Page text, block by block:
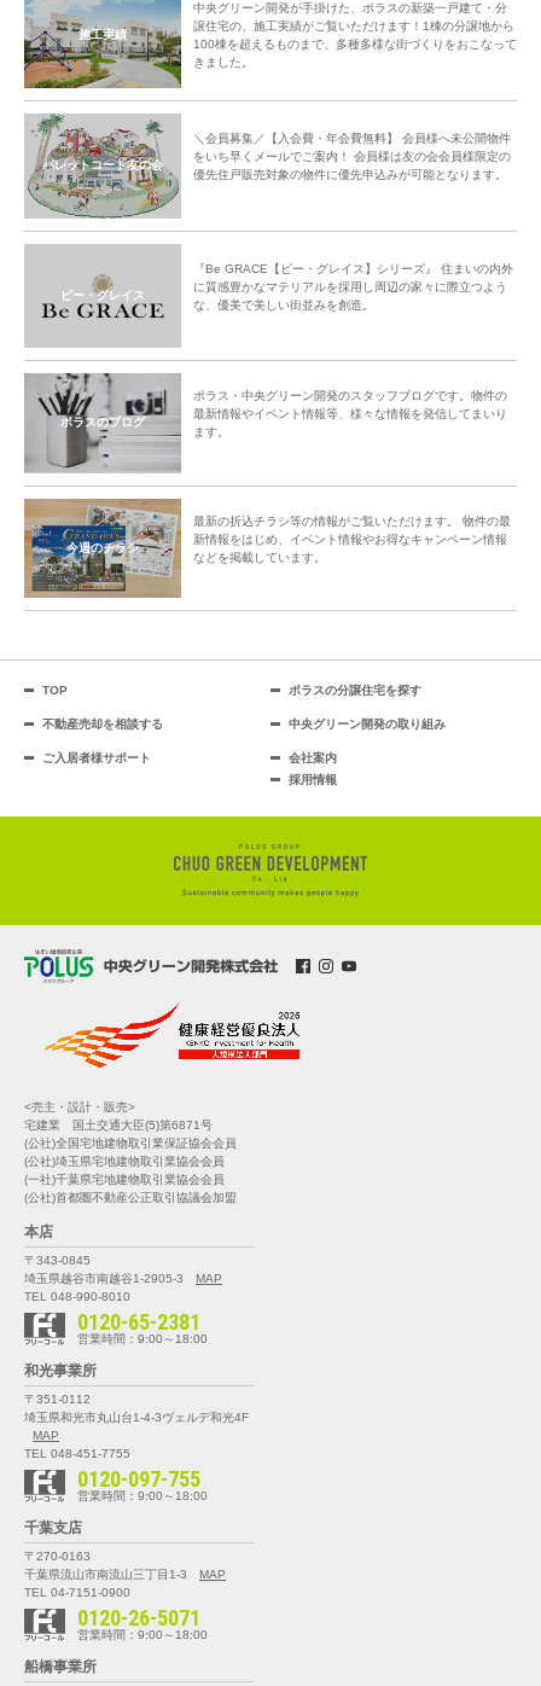
施工実績
中央グリーン開発が手掛けた、ポラスの新築一戸建て・分
譲住宅の、施工実績がご覧いただけます！1棟の分譲地から
100棟を超えるものまで、多種多様な街づくりをおこなって
きました。
パレットコート友の会
＼会員募集／【入会費・年会費無料】 会員様へ未公開物件
をいち早くメールでご案内！ 会員様は友の会会員様限定の
優先住戸販売対象の物件に優先申込みが可能となります。
ビー・グレイス
『Be GRACE【ビー・グレイス】シリーズ』 住まいの内外
に質感豊かなマテリアルを採用し周辺の家々に際立つよう
な、優美で美しい街並みを創造。
ポラスのブログ
ポラス・中央グリーン開発のスタッフブログです。物件の
最新情報やイベント情報等、様々な情報を発信してまいり
ます。
今週のチラシ
最新の折込チラシ等の情報がご覧いただけます。 物件の最
新情報をはじめ、イベント情報やお得なキャンペーン情報
などを掲載しています。
TOP ポラスの分譲住宅を探す
不動産売却を相談する 中央グリーン開発の取り組み
ご入居者様サポート
会社案内
採用情報
<売主・設計・販売>
宅建業 国土交通大臣(5)第6871号
(公社)全国宅地建物取引業保証協会会員
(公社)埼玉県宅地建物取引業協会会員
(一社)千葉県宅地建物取引業協会会員
(公社)首都圏不動産公正取引協議会加盟
本店
〒343-0845
埼玉県越谷市南越谷1-2905-3
MAP
TEL 048-990-8010
0120-65-2381
営業時間：9:00～18:00
和光事業所
〒351-0112
埼玉県和光市丸山台1-4-3ヴェルデ和光4F
MAP
TEL 048-451-7755
0120-097-755
営業時間：9:00～18:00
千葉支店
〒270-0163
千葉県流山市南流山三丁目1-3
MAP
TEL 04-7151-0900
0120-26-5071
営業時間：9:00～18:00
船橋事業所